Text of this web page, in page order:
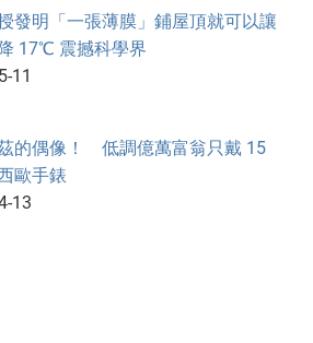
發明「一張薄膜」鋪屋頂就可以讓
17℃ 震撼科學界
11
的偶像！ 低調億萬富翁只戴 15
歐手錶
13